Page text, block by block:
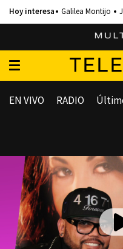
Galilea Montijo
EN VIVO RADIO